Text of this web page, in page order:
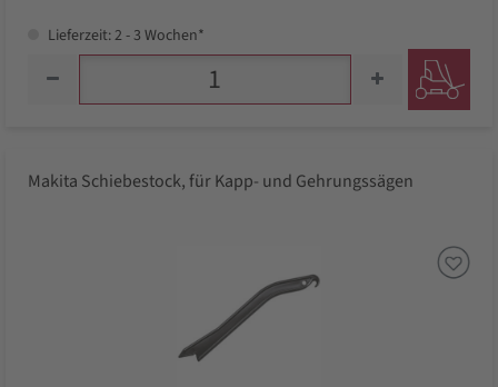
Lieferzeit: 2 - 3 Wochen*
Makita Schiebestock, für Kapp- und Gehrungssägen